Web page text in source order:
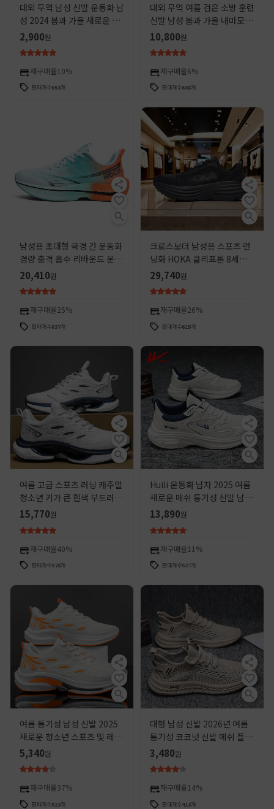
대외 무역 남성 신발 운동화 남
성 2024 봄과 가을 새로운 레
이스 업 런닝 신발 패션 신발
헤어 세대
2,900원
재구매율 10%
판매개수653개
대외 무역 여름 검은 소방 훈련
신발 남성 봄과 가을 내마모성
부드러운 바닥 운동화 여성의
여름 소방 신체 훈련 신발
10,800원
재구매율6%
판매개수638개
남성용 초대형 국경 간 운동화
경량 충격 흡수 리바운드 운동
화 상쾌한 통기성 메쉬 야외 조
깅 신발
20,410원
재구매율25%
판매개수637개
크로스보더 남성용 스포츠 런
닝화 HOKA 클리프톤 8세대
커플용 통기성 등산화 클리프
톤 8세대
29,740원
재구매율26%
판매개수615개
여름 고급 스포츠 러닝 캐주얼
청소년 키가 큰 흰색 부드러운
밑창 아빠 트렌디 신발을 위한
크로스보더 푸톈 남성 신발
15,770원
재구매율40%
판매개수578개
Huili 운동화 남자 2025 여름
새로운 메쉬 통기성 신발 남성
청소년 빛 달리기 스포츠 캐주
얼 신발
13,890원
재구매율 11%
판매개수527개
여름 통기성 남성 신발 2025
새로운 청소년 스포츠 및 레저
운동화 학생 경량 아빠 메쉬 유
행 신발
5,340원
재구매율37%
판매개수523개
대형 남성 신발 2026년 여름
통기성 코코넛 신발 메쉬 플라
이니트 캐주얼 스포츠 런닝화
가볍고 다용도로 활용 가능한
메쉬 신발
3,480원
재구매율 14%
판매개수413개